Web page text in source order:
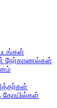
நேர்காணல்கள்
கோயில்கள்